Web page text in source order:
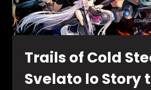
Trails of Cold
Svelato lo Story